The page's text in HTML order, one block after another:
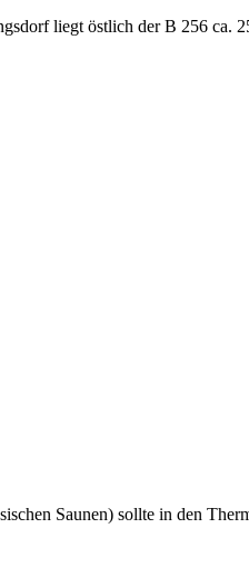
liegt östlich der B 256 ca.
Saunen) sollte in den